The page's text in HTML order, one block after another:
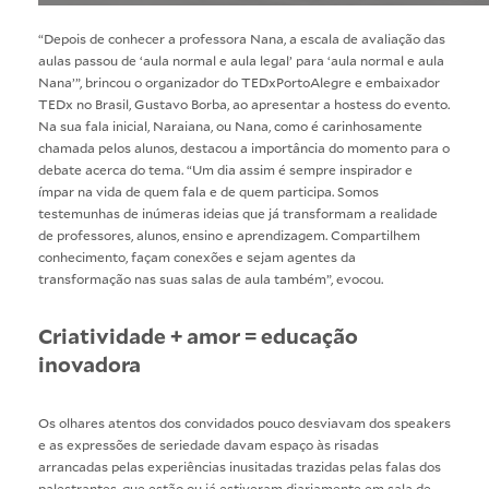
“Depois de conhecer a professora Nana, a escala de avaliação das
aulas passou de ‘aula normal e aula legal’ para ‘aula normal e aula
Nana’”, brincou o organizador do TEDxPortoAlegre e embaixador
TEDx no Brasil, Gustavo Borba, ao apresentar a hostess do evento.
Na sua fala inicial, Naraiana, ou Nana, como é carinhosamente
chamada pelos alunos, destacou a importância do momento para o
debate acerca do tema. “Um dia assim é sempre inspirador e
ímpar na vida de quem fala e de quem participa. Somos
testemunhas de inúmeras ideias que já transformam a realidade
de professores, alunos, ensino e aprendizagem. Compartilhem
conhecimento, façam conexões e sejam agentes da
transformação nas suas salas de aula também”, evocou.
Criatividade + amor = educação
inovadora
Os olhares atentos dos convidados pouco desviavam dos speakers
e as expressões de seriedade davam espaço às risadas
arrancadas pelas experiências inusitadas trazidas pelas falas dos